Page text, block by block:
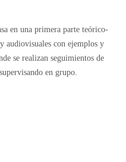
en una primera parte teórico-
audiovisuales con ejemplos y
se realizan seguimientos de
en grupo.